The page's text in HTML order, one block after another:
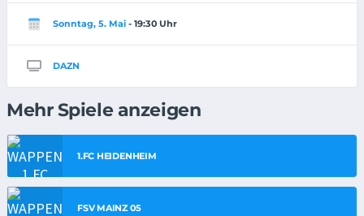
Sonntag, 5. Mai - 19:30 Uhr
DAZN
Mehr Spiele anzeigen
1.FC HEIDENHEIM
FSV MAINZ 05